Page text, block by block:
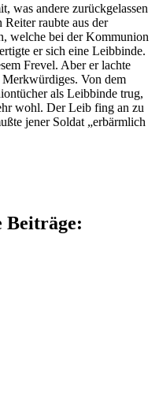
was andere zurückgelassen
raubte aus der
welche bei der Kommunion
er sich eine Leibbinde.
Frevel. Aber er lachte
Merkwürdiges. Von dem
als Leibbinde trug,
wohl. Der Leib fing an zu
jener Soldat „erbärmlich
Beiträge: